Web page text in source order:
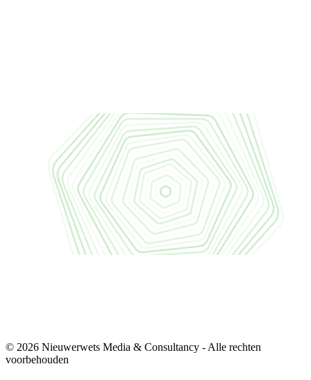
© 2026 Nieuwerwets Media & Consultancy - Alle rechten
voorbehouden